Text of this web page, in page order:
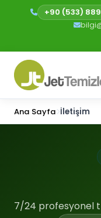
+90 (533)
Ana Sayfa İletişim
7/24 profesyonel